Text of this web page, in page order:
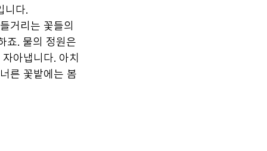
니다.
거리는 꽃들의
죠. 물의 정원은
아냅니다. 아치
른 꽃밭에는 봄